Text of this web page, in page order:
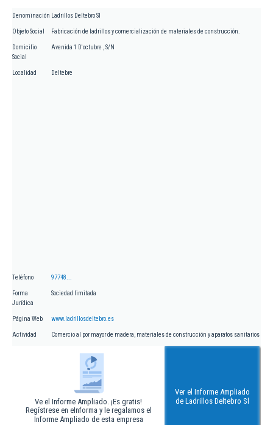
Denominación Ladrillos Deltebro Sl
Objeto Social Fabricación de ladrillos y comercialización de materiales de construcción.
Domicilio
Social
Avenida 1 D'octubre , S/N
Localidad Deltebre
Teléfono 97748...
Forma
Jurídica
Sociedad limitada
Página Web www.ladrillosdeltebro.es
Actividad Comercio al por mayor de madera, materiales de construcción y aparatos sanitarios
Ve el Informe Ampliado. ¡Es gratis!
Regístrese en eInforma y le regalamos el
Informe Ampliado de esta empresa
Ver el Informe Ampliado
de Ladrillos Deltebro Sl